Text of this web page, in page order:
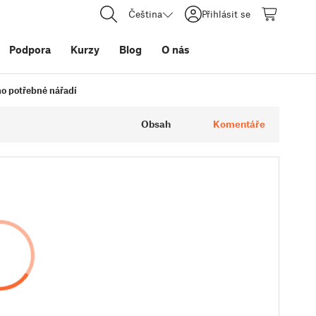
Čeština Přihlásit se
Podpora Kurzy Blog O nás
potřebné nářadí
Obsah Komentáře